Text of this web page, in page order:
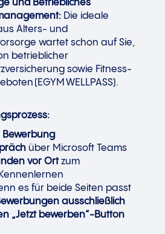
und Betriebliches
Die ideale
Alters- und
wartet schon auf Sie,
betrieblicher
sowie Fitness-
(EGYM WELLPASS).
Bewerbung
über Microsoft Teams
vor Ortzum
es für beide Seiten passt
ausschließlich
„Jetzt bewerben“-Button